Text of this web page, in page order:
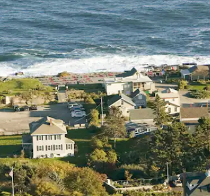
de pijltjestoetsen omhoog en omlaag, óf door te